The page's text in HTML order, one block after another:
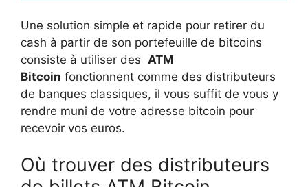
Une solution simple et rapide pour retirer du
cash à partir de son portefeuille de bitcoins
consiste à utiliser des ATM
Bitcoin fonctionnent comme des distributeurs
de banques classiques, il vous suffit de vous y
rendre muni de votre adresse bitcoin pour
recevoir vos euros.
Où trouver des distributeurs